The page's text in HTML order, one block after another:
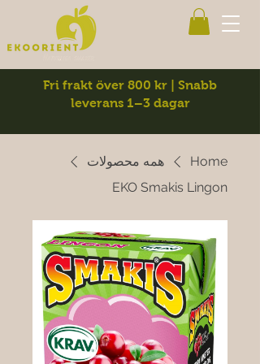
Fri frakt över 800 kr | Snabb
leverans 1–3 dagar
Home
همه محصولات
EKO Smakis Lingon